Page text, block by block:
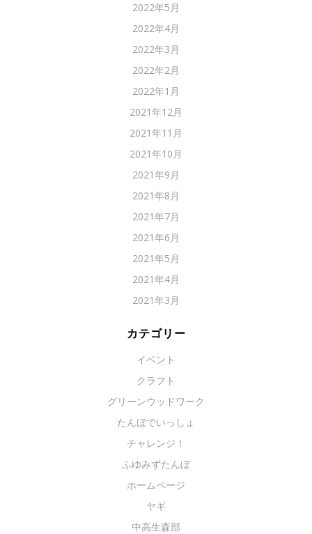
2022年5月
2022年4月
2022年3月
2022年2月
2022年1月
2021年12月
2021年11月
2021年10月
2021年9月
2021年8月
2021年7月
2021年6月
2021年5月
2021年4月
2021年3月
カテゴリー
イベント
クラフト
グリーンウッドワーク
たんぼでいっしょ
チャレンジ！
ふゆみずたんぼ
ホームページ
ヤギ
中高生森部